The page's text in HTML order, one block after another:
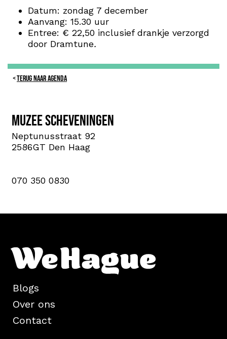
Datum: zondag 7 december
Aanvang: 15.30 uur
Entree: € 22,50 inclusief drankje verzorgd
door Dramtune.
TERUG NAAR AGENDA
Muzee Scheveningen
Neptunusstraat 92
2586GT Den Haag
070 350 0830
Blogs
Over ons
Contact